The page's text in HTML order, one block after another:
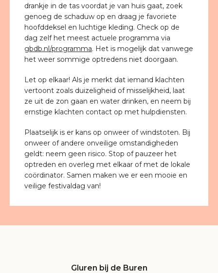
drankje in de tas voordat je van huis gaat, zoek
genoeg de schaduw op en draag je favoriete
hoofddeksel en luchtige kleding. Check op de
dag zelf het meest actuele programma via
gbdb.nl/programma. Het is mogelijk dat vanwege
het weer sommige optredens niet doorgaan.
Let op elkaar! Als je merkt dat iemand klachten
vertoont zoals duizeligheid of misselijkheid, laat
ze uit de zon gaan en water drinken, en neem bij
ernstige klachten contact op met hulpdiensten.
Plaatselijk is er kans op onweer of windstoten. Bij
onweer of andere onveilige omstandigheden
geldt: neem geen risico. Stop of pauzeer het
optreden en overleg met elkaar of met de lokale
coördinator. Samen maken we er een mooie en
veilige festivaldag van!
Gluren bij de Buren